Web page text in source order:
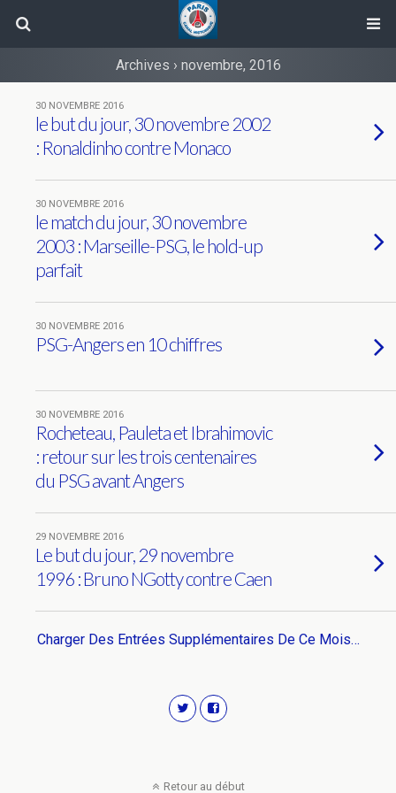
Archives › novembre, 2016
30 NOVEMBRE 2016
le but du jour, 30 novembre 2002
: Ronaldinho contre Monaco
30 NOVEMBRE 2016
le match du jour, 30 novembre
2003 : Marseille-PSG, le hold-up
parfait
30 NOVEMBRE 2016
PSG-Angers en 10 chiffres
30 NOVEMBRE 2016
Rocheteau, Pauleta et Ibrahimovic
: retour sur les trois centenaires
du PSG avant Angers
29 NOVEMBRE 2016
Le but du jour, 29 novembre
1996 : Bruno NGotty contre Caen
Charger Des Entrées Supplémentaires De Ce Mois…
Retour au début